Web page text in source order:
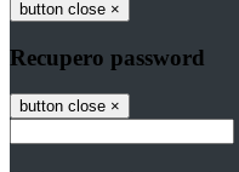
button close ×
Recupero password
button close ×